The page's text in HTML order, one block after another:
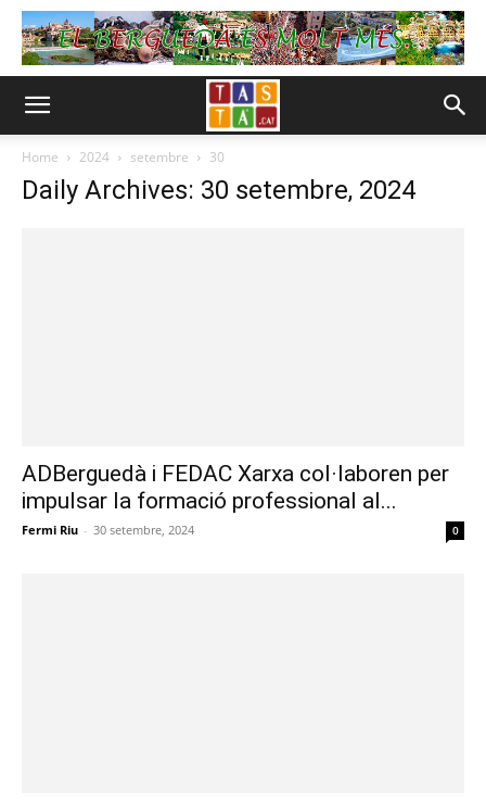
Home 2024 setembre 30
Daily Archives: 30 setembre, 2024
ADBerguedà i FEDAC Xarxa col·laboren per
impulsar la formació professional al...
Fermi Riu - 30 setembre, 2024 0